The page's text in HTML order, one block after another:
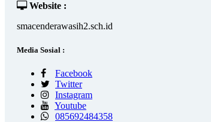
Website :
smacenderawasih2.sch.id
Media Sosial :
Facebook
Twitter
Instagram
Youtube
085692484358